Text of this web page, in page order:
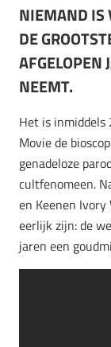
NIEMAND IS
DE
AFGELOPEN
NEEMT.
Het is inmiddels
Movie de
genadeloze
cultfenomeen.
en Keenen
eerlijk zijn: de
jaren een